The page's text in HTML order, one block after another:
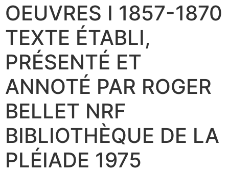
OEUVRES I 1857-1870
TEXTE ÉTABLI,
PRÉSENTÉ ET
ANNOTÉ PAR ROGER
BELLET NRF
BIBLIOTHÈQUE DE LA
PLÉIADE 1975